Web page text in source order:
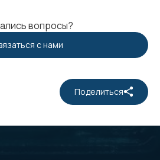
вопросы?
с нами
Поделиться